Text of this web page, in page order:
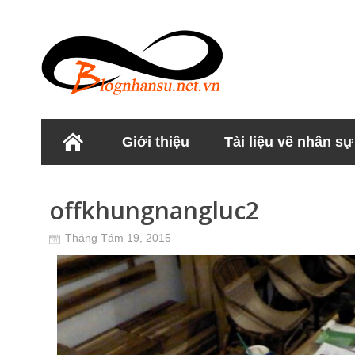
Giới thiệu Tài liệu về nhân sự
offkhungnangluc2
Tháng Tám 19, 2015